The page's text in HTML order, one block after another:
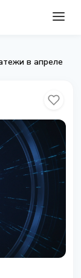
в апреле